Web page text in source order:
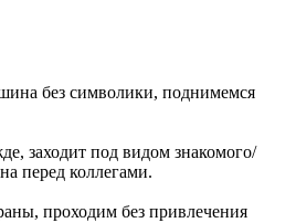
без символики, поднимемся
заходит под видом знакомого/
перед коллегами.
проходим без привлечения